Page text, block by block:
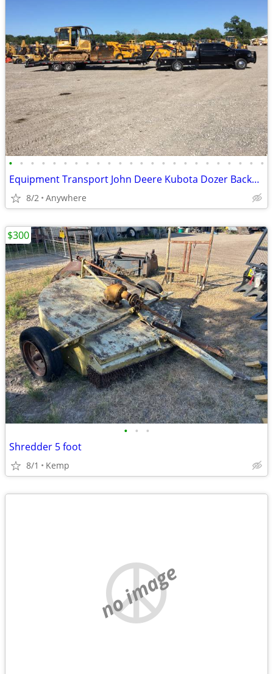
• • • • • • • • • • • • • • • • • • • • • • • •
Equipment Transport John Deere Kubota Dozer Backhoe Skidsteer Tractor Haul Move
8/2 Anywhere
• • •
Shredder 5 foot
8/1 Kemp
$300
no image